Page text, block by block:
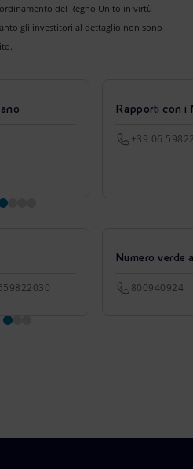
del Regno Unito in virtù
gli investitori al dettaglio non sono
Rapporti con i
+39 06
Numero verde
800940924